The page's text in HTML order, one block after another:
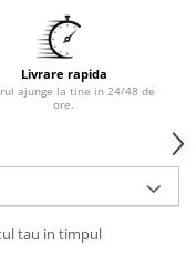
Livrare rapida
ajunge la tine in 24/48 de
ore.
tau in timpul